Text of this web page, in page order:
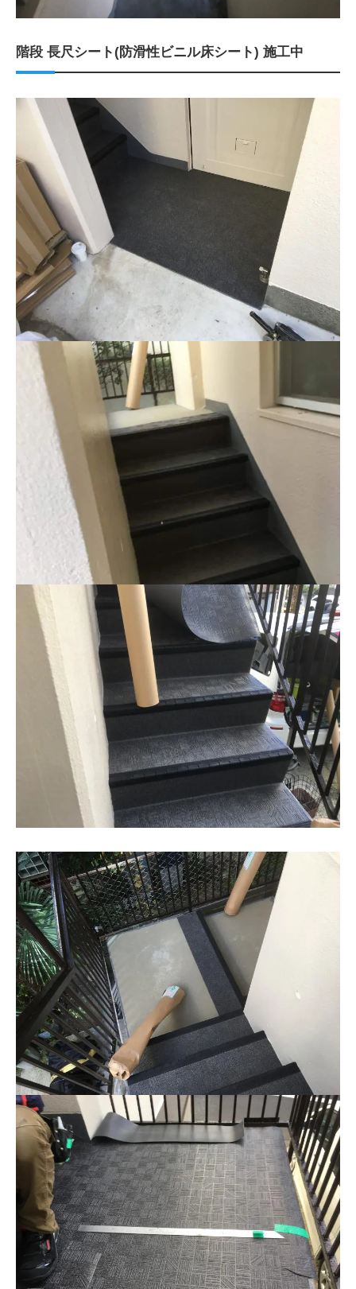
階段 長尺シート(防滑性ビニル床シート) 施工中